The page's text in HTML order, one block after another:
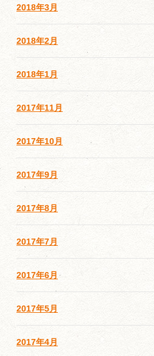
2018年3月
2018年2月
2018年1月
2017年11月
2017年10月
2017年9月
2017年8月
2017年7月
2017年6月
2017年5月
2017年4月